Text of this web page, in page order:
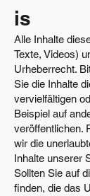
is
Alle Inhalte
Texte, Videos)
Urheberrecht.
Sie die Inhalte
vervielfältigen
Beispiel auf
veröffentlichen.
wir die
Inhalte unserer
Sollten Sie auf
finden, die das